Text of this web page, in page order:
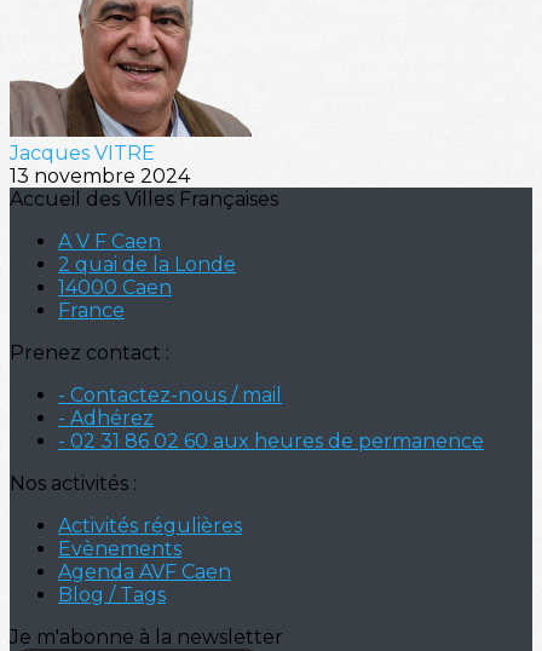
Jacques VITRE
13 novembre 2024
Accueil des Villes Françaises
A V F Caen
2 quai de la Londe
14000 Caen
France
Prenez contact :
- Contactez-nous / mail
- Adhérez
- 02 31 86 02 60 aux heures de permanence
Nos activités :
Activités régulières
Evènements
Agenda AVF Caen
Blog / Tags
Je m'abonne à la newsletter